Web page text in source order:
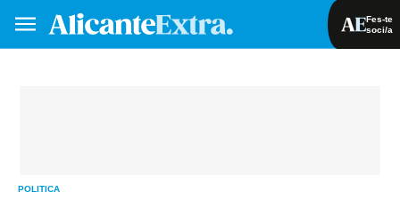
Fes-te
soci/a
POLITICA